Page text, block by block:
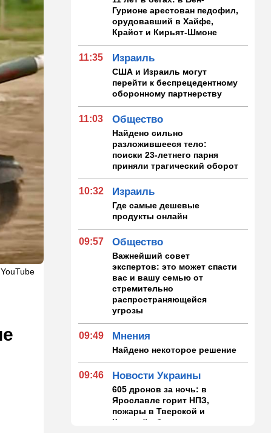
Гурионе арестован педофил,
орудовавший в Хайфе,
Крайот и Кирьят-Шмоне
11:35 Израиль
США и Израиль могут
перейти к беспрецедентному
оборонному партнерству
11:03 Общество
Найдено сильно
разложившееся тело:
поиски 23-летнего парня
приняли трагический оборот
10:32 Израиль
Где самые дешевые
продукты онлайн
09:57 Общество
Важнейший совет
экспертов: это может спасти
вас и вашу семью от
стремительно
распространяющейся
угрозы
09:49 Мнения
Найдено некоторое решение
09:46 Новости Украины
605 дронов за ночь: в
Ярославле горит НПЗ,
пожары в Тверской и
Курской областях